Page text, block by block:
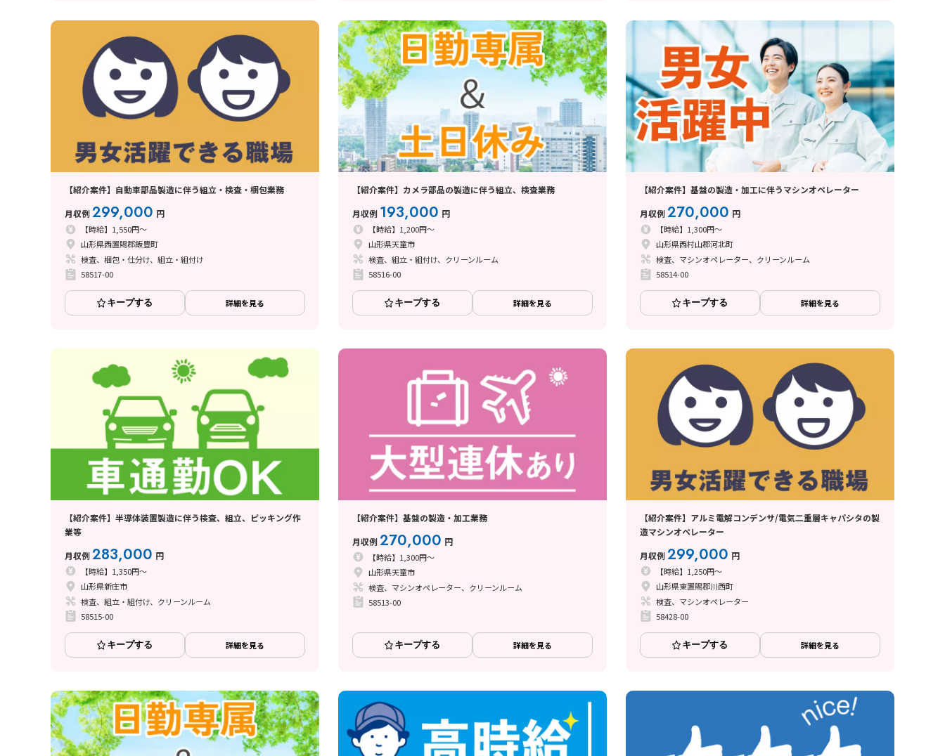
【紹介案件】自動車部品製造に伴う組立・検査・梱包業務
月収例299,000 円
【時給】1,550円～
山形県西置賜郡飯豊町
検査、梱包・仕分け、組立・組付け
58517-00
キープする 詳細を見る
【紹介案件】カメラ部品の製造に伴う組立、検査業務
月収例 193,000 円
【時給】1,200円～
山形県天童市
検査、組立・組付け、クリーンルーム
58516-00
キープする 詳細を見る
【紹介案件】基盤の製造・加工に伴うマシンオペレーター
月収例270,000 円
【時給】1,300円～
山形県西村山郡河北町
検査、マシンオペレーター、クリーンルーム
58514-00
キープする 詳細を見る
【紹介案件】半導体装置製造に伴う検査、組立、ピッキング作
業等
月収例283,000 円
【時給】1,350円～
山形県新庄市
検査、組立・組付け、クリーンルーム
58515-00
キープする 詳細を見る
【紹介案件】基盤の製造・加工業務
月収例270,000 円
【時給】1,300円～
山形県天童市
検査、マシンオペレーター、クリーンルーム
58513-00
キープする 詳細を見る
【紹介案件】アルミ電解コンデンサ/電気二重層キャパシタの製
造マシンオペレーター
月収例299,000 円
【時給】1,250円～
山形県東置賜郡川西町
検査、マシンオペレーター
58428-00
キープする 詳細を見る